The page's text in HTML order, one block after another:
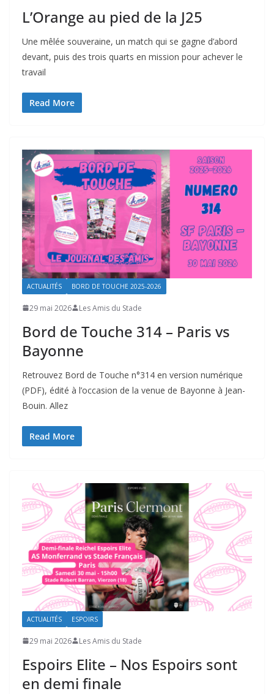
L’Orange au pied de la J25
Une mêlée souveraine, un match qui se gagne d’abord
devant, puis des trois quarts en mission pour achever le
travail
Read More
ACTUALITÉS BORD DE TOUCHE 2025-2026
29 mai 2026 Les Amis du Stade
Bord de Touche 314 – Paris vs
Bayonne
Retrouvez Bord de Touche n°314 en version numérique
(PDF), édité à l’occasion de la venue de Bayonne à Jean-
Bouin. Allez
Read More
ACTUALITÉS ESPOIRS
29 mai 2026 Les Amis du Stade
Espoirs Elite – Nos Espoirs sont
en demi finale